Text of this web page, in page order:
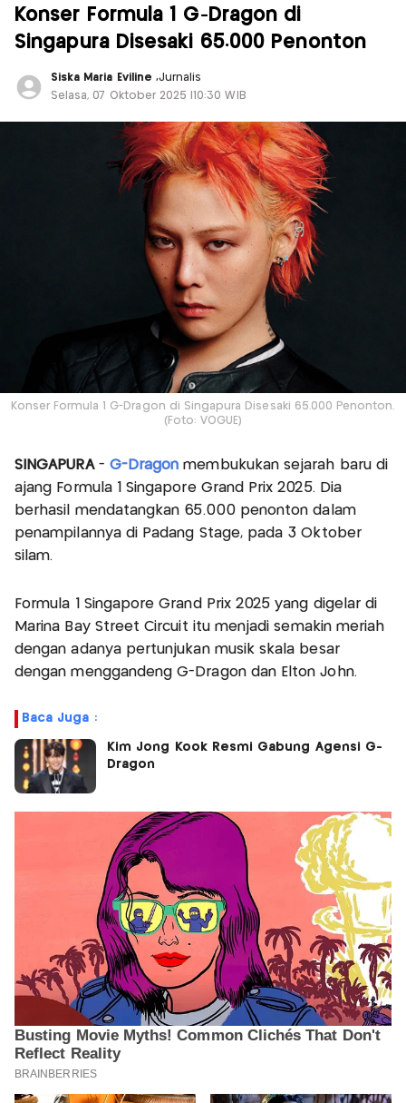
Konser Formula 1 G-Dragon di
Singapura Disesaki 65.000 Penonton
Siska Maria Eviline ,Jurnalis
Selasa, 07 Oktober 2025 |10:30 WIB
Konser Formula 1 G-Dragon di Singapura Disesaki 65.000 Penonton.
(Foto: VOGUE)
SINGAPURA- G-Dragon membukukan sejarah baru di
ajang Formula 1 Singapore Grand Prix 2025. Dia
berhasil mendatangkan 65.000 penonton dalam
penampilannya di Padang Stage, pada 3 Oktober
silam.
Formula 1 Singapore Grand Prix 2025 yang digelar di
Marina Bay Street Circuit itu menjadi semakin meriah
dengan adanya pertunjukan musik skala besar
dengan menggandeng G-Dragon dan Elton John.
Baca Juga :
Kim Jong Kook Resmi Gabung Agensi G-
Dragon